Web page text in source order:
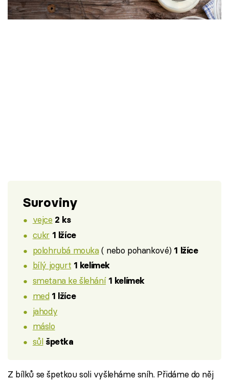
Škola vaření
Suroviny
vejce 2 ks
cukr 1 lžíce
polohrubá mouka( nebo pohankové) 1 lžíce
bílý jogurt 1 kelímek
smetana ke šlehání 1 kelímek
med 1 lžíce
jahody
máslo
sůl špetka
Z bílků se špetkou soli vyšleháme sníh. Přidáme do něj